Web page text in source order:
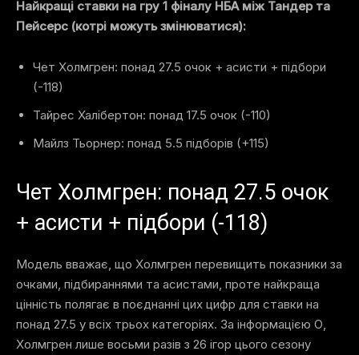
Найкращі ставки на гру 1 фіналу НБА між Тандер та
Пейсерс (котрі можуть змінюватися):
Чет Холмгрен: понад 27.5 очок + асисти + підбори
(-118)
Тайрес Халібертон: понад 17.5 очок (-110)
Майлз Тьорнер: понад 5.5 підборів (+115)
Чет Холмгрен: понад 27.5 очок
+ асисти + підбори (-118)
Модель вважає, що Холмгрен перевищить показники за
очками, підбираннями та асистами, проте найкраща
цінність полягає в поєднанні цих цифр для ставки на
понад 27.5 у всіх трьох категоріях. За інформацією О,
Холмгрен лише восьми разів з 26 ігор цього сезону